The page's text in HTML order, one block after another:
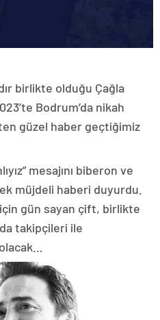
birlikte olduğu Çağla
Bodrum’da nikah
güzel haber geçtiğimiz
mesajını biberon ve
müjdeli haberi duyurdu.
gün sayan çift, birlikte
takipçileri ile